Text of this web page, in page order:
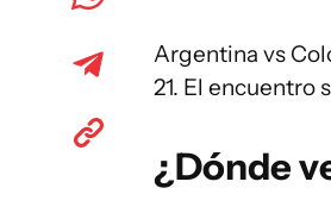
Argentina vs
21. El encuentro
¿Dónde